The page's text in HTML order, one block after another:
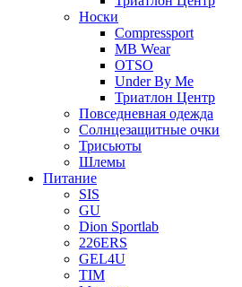
Носки
Compressport
MB Wear
OTSO
Under By Me
Триатлон Центр
Повседневная одежда
Солнцезащитные очки
Трисьюты
Шлемы
Питание
SIS
GU
Dion Sportlab
226ERS
GEL4U
TIM